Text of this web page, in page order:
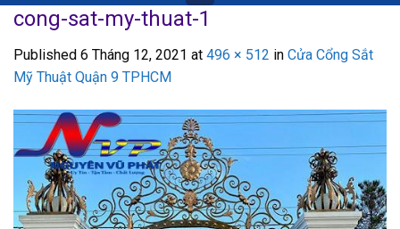
cong-sat-my-thuat-1
Published 6 Tháng 12, 2021 at 496 × 512 in Cửa Cổng Sắt
Mỹ Thuật Quận 9 TPHCM